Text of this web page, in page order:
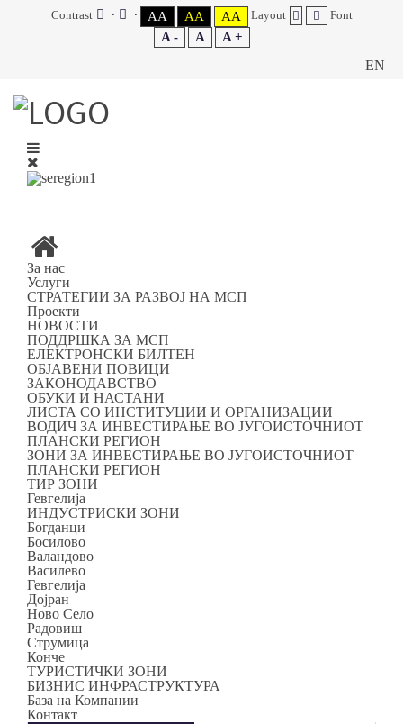
Contrast AA AA AA Layout Font
A - A A +
EN
За нас
Услуги
СТРАТЕГИИ ЗА РАЗВОЈ НА МСП
Проекти
НОВОСТИ
ПОДДРШКА ЗА МСП
ЕЛЕКТРОНСКИ БИЛТЕН
ОБЈАВЕНИ ПОВИЦИ
ЗАКОНОДАВСТВО
ОБУКИ И НАСТАНИ
ЛИСТА СО ИНСТИТУЦИИ И ОРГАНИЗАЦИИ
ВОДИЧ ЗА ИНВЕСТИРАЊЕ ВО ЈУГОИСТОЧНИОТ
ПЛАНСКИ РЕГИОН
ЗОНИ ЗА ИНВЕСТИРАЊЕ ВО ЈУГОИСТОЧНИОТ
ПЛАНСКИ РЕГИОН
ТИР ЗОНИ
Гевгелија
ИНДУСТРИСКИ ЗОНИ
Богданци
Босилово
Валандово
Василево
Гевгелија
Дојран
Ново Село
Радовиш
Струмица
Конче
ТУРИСТИЧКИ ЗОНИ
БИЗНИС ИНФРАСТРУКТУРА
База на Компании
Контакт
Вие сте на: Дома
ИНДУСТРИСКИ ЗОНИ
Валандово
ИНДУСТРИСКА ЗОНА „РАБРОВО“
Категорија:Валандово
Површина
Процент на
изграденост
Сопственост
Локација(оддалеченост
од центарот на
општината)